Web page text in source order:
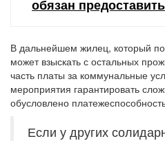
обязан
В дальнейшем жилец, который
может взыскать с остальных
часть платы за коммунальные
мероприятия гарантировать
обусловлено
Если у других